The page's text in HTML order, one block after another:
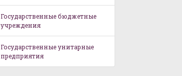
Государственные бюджетные
учреждения
Государственные унитарные
предприятия